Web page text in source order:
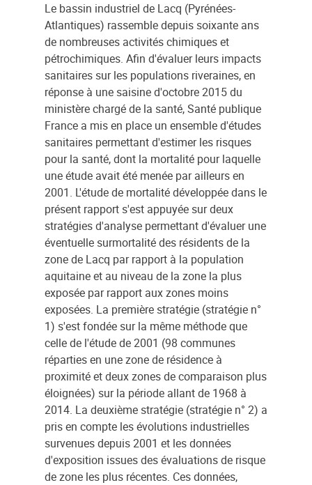
Le bassin industriel de Lacq (Pyrénées-
Atlantiques) rassemble depuis soixante ans
de nombreuses activités chimiques et
pétrochimiques. Afin d'évaluer leurs impacts
sanitaires sur les populations riveraines, en
réponse à une saisine d'octobre 2015 du
ministère chargé de la santé, Santé publique
France a mis en place un ensemble d'études
sanitaires permettant d'estimer les risques
pour la santé, dont la mortalité pour laquelle
une étude avait été menée par ailleurs en
2001. L'étude de mortalité développée dans le
présent rapport s'est appuyée sur deux
stratégies d'analyse permettant d'évaluer une
éventuelle surmortalité des résidents de la
zone de Lacq par rapport à la population
aquitaine et au niveau de la zone la plus
exposée par rapport aux zones moins
exposées. La première stratégie (stratégie n°
1) s'est fondée sur la même méthode que
celle de l'étude de 2001 (98 communes
réparties en une zone de résidence à
proximité et deux zones de comparaison plus
éloignées) sur la période allant de 1968 à
2014. La deuxième stratégie (stratégie n° 2) a
pris en compte les évolutions industrielles
survenues depuis 2001 et les données
d'exposition issues des évaluations de risque
de zone les plus récentes. Ces données,